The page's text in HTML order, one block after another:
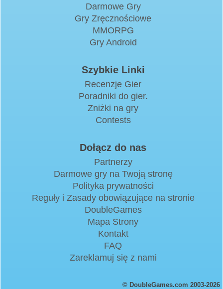
Darmowe Gry
Gry Zręcznościowe
MMORPG
Gry Android
Szybkie Linki
Recenzje Gier
Poradniki do gier.
Zniżki na gry
Contests
Dołącz do nas
Partnerzy
Darmowe gry na Twoją stronę
Polityka prywatności
Reguły i Zasady obowiązujące na stronie
DoubleGames
Mapa Strony
Kontakt
FAQ
Zareklamuj się z nami
© DoubleGames.com 2003-2026